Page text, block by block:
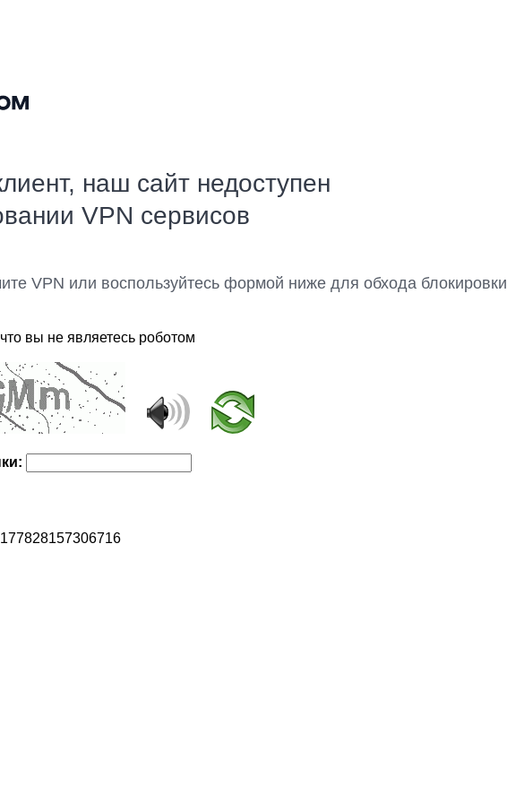
наш сайт недоступен
VPN сервисов
VPN или воспользуйтесь формой ниже для обхода блокировки
вы не являетесь роботом